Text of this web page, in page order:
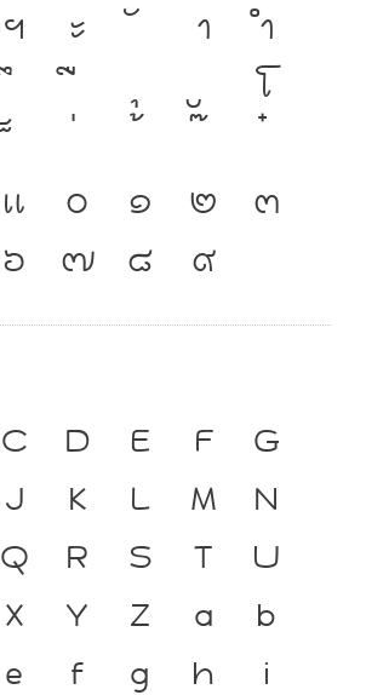
ฯ ะ า
ำ
โ
แ ๐ ๑ ๒
๓
๖ ๗ ๘ ๙
C D E F
G
J K L M
N
Q R S T
U
X Y Z a
b
e f g h
i